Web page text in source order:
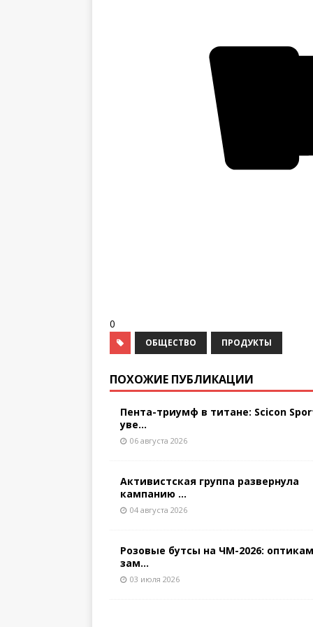
0
ОБЩЕСТВО ПРОДУКТЫ
ПОХОЖИЕ ПУБЛИКАЦИИ
Пента-триумф в титане: Scicon
уве...
06 августа 2026
Активистская группа развернула
кампанию ...
04 августа 2026
Розовые бутсы на ЧМ-2026:
зам...
03 июля 2026